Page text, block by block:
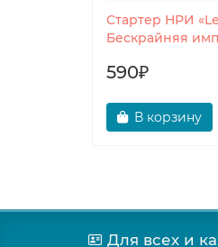
Стартер НРИ
Бескрайняя
590₽
В корзину
Для всех и